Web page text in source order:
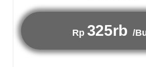
Rp 325rb /